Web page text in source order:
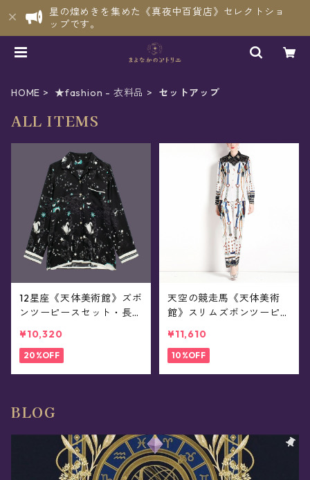
星の煌めきを集めた《真夜中百貨店》セレクトショ
ップです。
HOME ★fashion - 衣料品 セットアップ
ALL ITEMS
12星座《天体美術館》ズボ
ンツーピースセット・長袖
¥10,320
20%OFF
天空の競走馬《天体美術
館》スリムズボンツーピー
tz
¥11,610
10%OFF
BLOG